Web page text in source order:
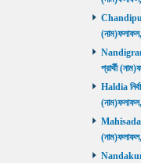
Chandipur
Nandigram
প্রার্থী
Haldia
Mahisadal